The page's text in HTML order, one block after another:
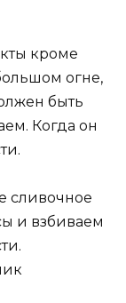
кроме
огне,
быть
Когда он
сливочное
и взбиваем